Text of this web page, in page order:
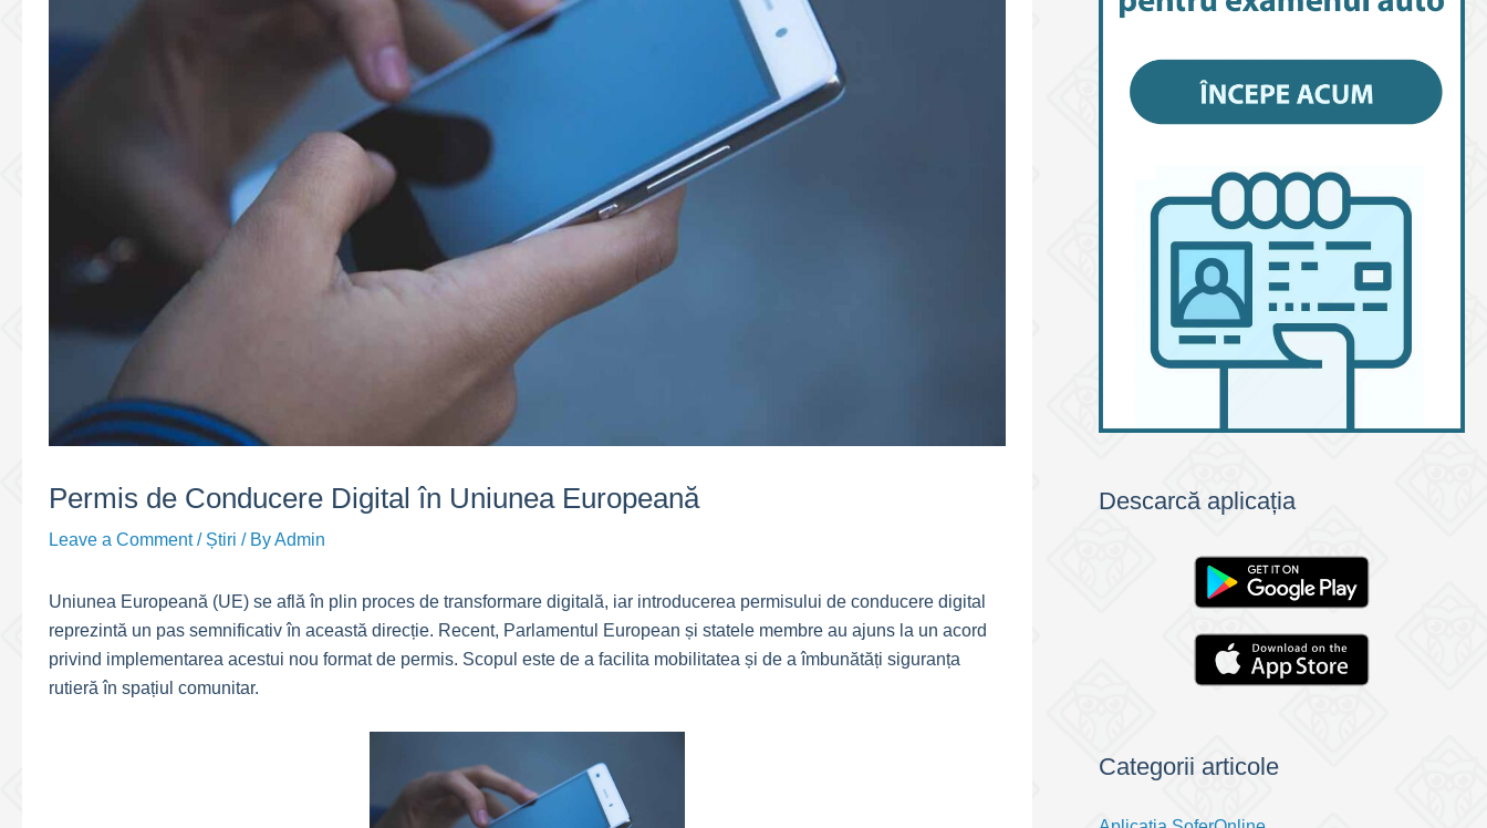
Permis de Conducere Digital în Uniunea Europeană
Leave a Comment / Știri / ByAdmin
Uniunea Europeană (UE) se află în plin proces de transformare digitală, iar introducerea permisului de conducere digital
reprezintă un pas semnificativ în această direcție. Recent, Parlamentul European și statele membre au ajuns la un acord
privind implementarea acestui nou format de permis. Scopul este de a facilita mobilitatea și de a îmbunătăți siguranța
rutieră în spațiul comunitar.
Descarcă aplicația
Categorii articole